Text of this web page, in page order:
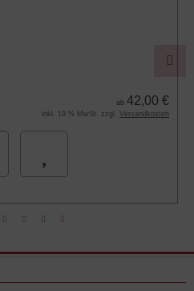
ab 42,00 €
inkl. 19 % MwSt. zzgl. Versandkosten